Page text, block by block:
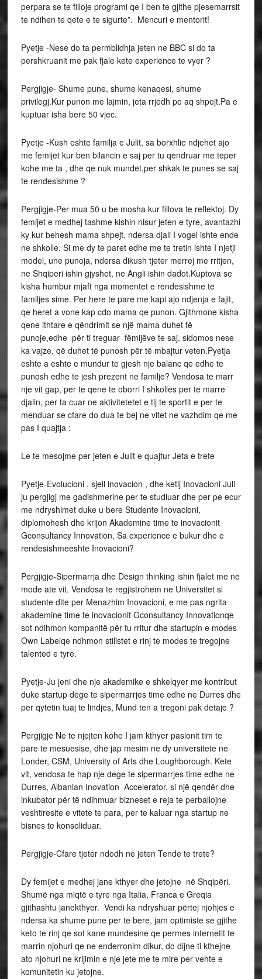
perpara se te filloje programi qe I ben te gjithe pjesemarrsit
te ndihen te qete e te sigurte”. Mencuri e mentorit!
Pyetje -Nese do ta permblidhja jeten ne BBC si do ta
pershkruanit me pak fjale kete experience te vyer ?
Pergjigje- Shume pune, shume kenaqesi, shume
privilegj.Kur punon me lajmin, jeta rrjedh po aq shpejt.Pa e
kuptuar isha bere 50 vjec.
Pyetje -Kush eshte familja e Julit, sa borxhlie ndjehet ajo
me femijet kur ben bilancin e saj per tu qendruar me teper
kohe me ta , dhe qe nuk mundet,per shkak te punes se saj
te rendesishme ?
Pergjigje-Per mua 50 u be mosha kur fillova te reflektoj. Dy
femijet e medhej tashme kishin nisur jeten e tyre, avantazhi
ky kur behesh mama shpejt, ndersa djali I vogel ishte ende
ne shkolle. Si me dy te paret edhe me te tretin ishte I njetji
model, une punoja, ndersa dikush tjeter merrej me rritjen,
ne Shqiperi ishin gjyshet, ne Angli ishin dadot.Kuptova se
kisha humbur mjaft nga momentet e rendesishme te
familjes sime. Per here te pare me kapi ajo ndjenja e fajit,
qe heret a vone kap cdo mama qe punon. Gjithmone kisha
qene ithtare e qëndrimit se një mama duhet të
punoje,edhe për ti treguar fëmijëve te saj, sidomos nese
ka vajze, që duhet të punosh për të mbajtur veten.Pyetja
eshte a eshte e mundur te gjesh nje balanc qe edhe te
punosh edhe te jesh prezent ne familje? Vendosa te marr
nje vit gap, per te qene te oborri I shkolles per te marre
djalin, per ta cuar ne aktivitetetet e tij te sportit e per te
menduar se cfare do dua te bej ne vitet ne vazhdim qe me
pas I quajtja :
Le te mesojme per jeten e Julit e quajtur Jeta e trete
Pyetje-Evolucioni , sjell inovacion , dhe ketij Inovacioni Juli
ju pergjigj me gadishmerine per te studiuar dhe per pe ecur
me ndryshimet duke u bere Studente Inovacioni,
diplomohesh dhe krijon Akademine time te inovacionit
Gconsultancy Innovation, Sa experience e bukur dhe e
rendesishmeeshte Inovacioni?
Pergjigje-Sipermarrja dhe Design thinking ishin fjalet me ne
mode ate vit. Vendosa te regjistrohem ne Universitet si
studente dite per Menazhim Inovacioni, e me pas ngrita
akademine time te inovacionit Gconsultancy Innovationqe
sot ndihmon kompanitë për tu rritur dhe startupin e modes
Own Labelqe ndhmon stilistet e rinj te modes te tregojne
talented e tyre.
Pyetje-Ju jeni dhe nje akademike e shkelqyer me kontribut
duke startup dege te sipermarrjes time edhe ne Durres dhe
per qytetin tuaj te lindjes, Mund ten a tregoni pak detaje ?
Pergjigje Ne te njejten kohe I jam kthyer pasionit tim te
pare te mesuesise, dhe jap mesim ne dy universitete ne
Londer, CSM, University of Arts dhe Loughborough. Kete
vit, vendosa te hap nje dege te sipermarrjes time edhe ne
Durres, Albanian Inovation Accelerator, si një qendër dhe
inkubator për të ndihmuar bizneset e reja te perballojne
veshtiresite e vitete te para, per te kaluar nga startup ne
bisnes te konsoliduar.
Pergjigje-Cfare tjeter ndodh ne jeten Tende te trete?
Dy femijet e medhej jane kthyer dhe jetojne në Shqipëri.
Shumë nga miqtë e tyre nga Italia, Franca e Greqia
gjithashtu janekthyer. Vendi ka ndryshuar përtej njohjes e
ndersa ka shume pune per te bere, jam optimiste se gjithe
keto te rinj qe sot kane mundesine qe permes internetit te
marrin njohuri qe ne enderronim dikur, do dijne ti kthejne
ato njohuri ne krijimin e nje jete me te mire per vehte e
komunitetin ku jetojne.